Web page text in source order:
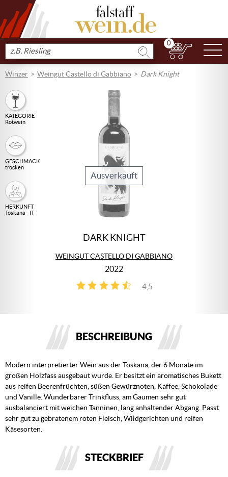
Produkt
suchen
0
Winzer Weingut Castello di Gabbiano Dark Knight
KATEGORIE
Rotwein
GESCHMACK
trocken
HERKUNFT
Toskana - IT
Ausverkauft
DARK KNIGHT
WEINGUT CASTELLO DI GABBIANO
2022
4,5
2
BESCHREIBUNG
Modern interpretierter Wein aus der Toskana, der 6 Monate im
großen Holzfass ausgebaut wurde. Er besitzt ein aromatisches Bukett
aus reifen Beerenfrüchten, süßen Gewürznoten, Kaffee, Schokolade
und Vanille. Wunderbarer Trinkfluss, am Gaumen sehr gut
ausbalanciert mit weichen Tanninen, lang anhaltender Abgang. Passt
sehr gut zu gebratenem roten Fleisch, Wildgerichten und reifen
Käsesorten.
STECKBRIEF